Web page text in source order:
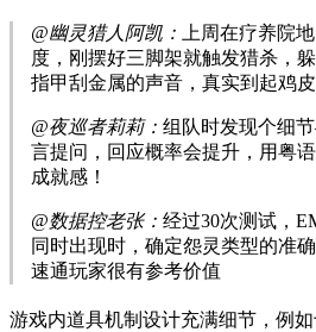
@幽灵猎人阿凯：
上周在疗养院
度，刚摆好三脚架就触发猎杀，
指甲刮金属的声音，真实到起鸡皮
@夜巡者莉莉： 组队时发现个细
言提问，回应概率会提升，用粤
成就感！
@数据控老张： 经过30次测试，
同时出现时，确定怨灵类型的准
速通玩家很有参考价值
游戏内道具机制设计充满细节，例